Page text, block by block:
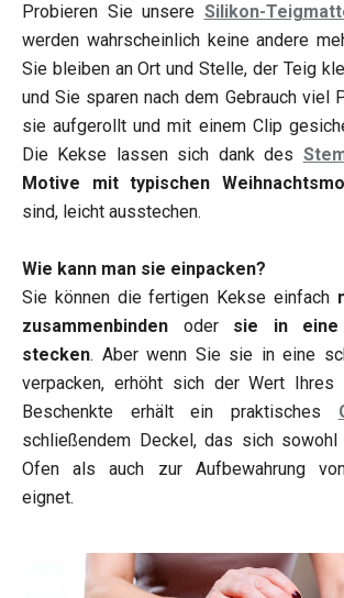
Probieren Sie unsere Silikon-
werden wahrscheinlich keine andere
Sie bleiben an Ort und Stelle, der Teig
und Sie sparen nach dem Gebrauch viel
sie aufgerollt und mit einem Clip
Die Kekse lassen sich dank des
Motive mit typischen
sind, leicht ausstechen.
Wie kann man sie einpacken?
Sie können die fertigen Kekse einfach
zusammenbinden oder sie in eine
stecken. Aber wenn Sie sie in eine
verpacken, erhöht sich der Wert Ihres
Beschenkte erhält ein praktisches
schließendem Deckel, das sich
Ofen als auch zur Aufbewahrung
eignet.